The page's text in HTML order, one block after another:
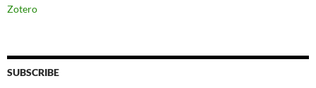
Zotero
SUBSCRIBE